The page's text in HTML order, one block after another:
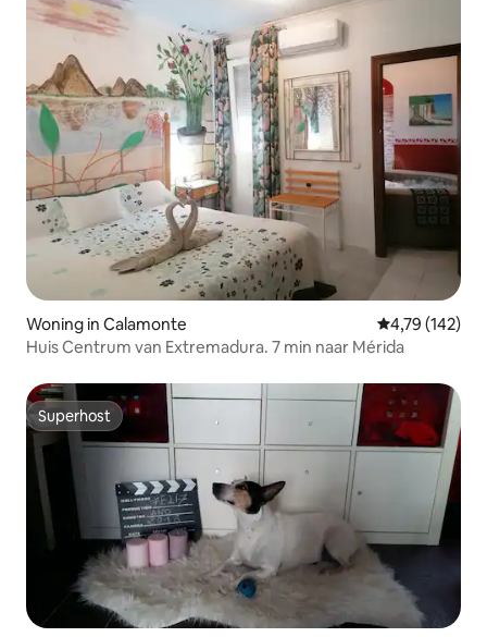
Woning in Calamonte Gemiddelde
4,79 (142)
Huis Centrum van Extremadura. 7 min naar Mérida
Superhost
Superhost